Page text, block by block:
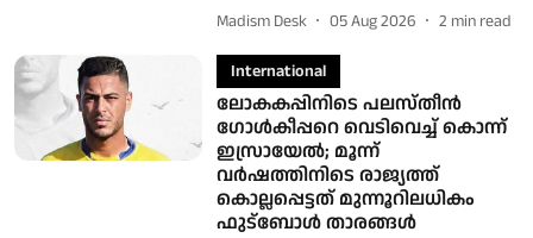
Madism Desk 05 Aug 2026 2 min read
International
ലോകകപ്പിനിടെ പലസ്തീൻ ​
ഗോൾകീപ്പറെ വെടിവെച്ച് കൊന്ന്
ഇസ്രായേൽ; മൂന്ന്
വർഷത്തിനിടെ രാജ്യത്ത്
കൊല്ലപ്പെട്ടത് മുന്നൂറിലധികം
ഫുട്ബോൾ താരങ്ങൾ